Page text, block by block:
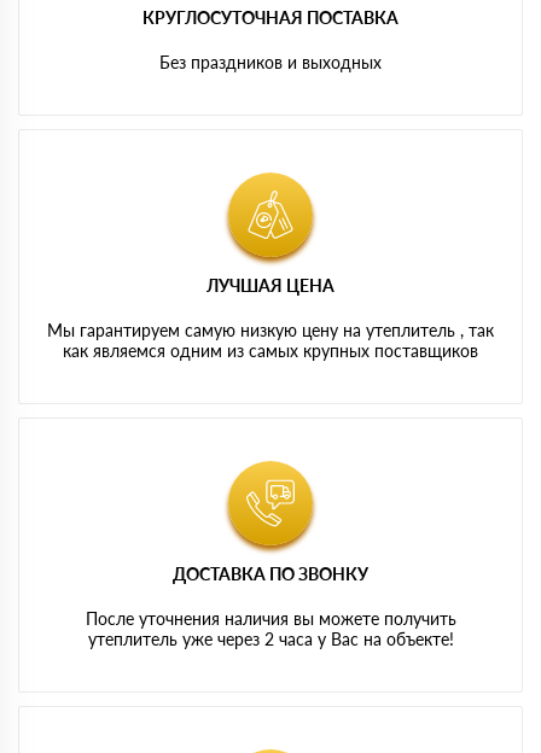
КРУГЛОСУТОЧНАЯ ПОСТАВКА
Без праздников и выходных
ЛУЧШАЯ ЦЕНА
Мы гарантируем самую низкую цену на утеплитель , так
как являемся одним из самых крупных поставщиков
ДОСТАВКА ПО ЗВОНКУ
После уточнения наличия вы можете получить
утеплитель уже через 2 часа у Вас на объекте!